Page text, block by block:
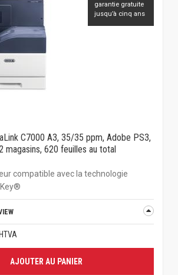
garantie gratuite
jusqu’à cinq ans
C7000 A3, 35/35 ppm, Adobe PS3,
magasins, 620 feuilles au total
compatible avec la technologie
HTVA
AJOUTER AU PANIER